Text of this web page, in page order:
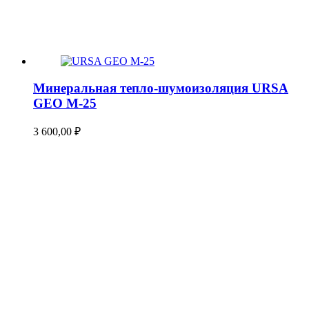
Минеральная тепло-шумоизоляция URSA
GEO М-25
3 600,00 ₽